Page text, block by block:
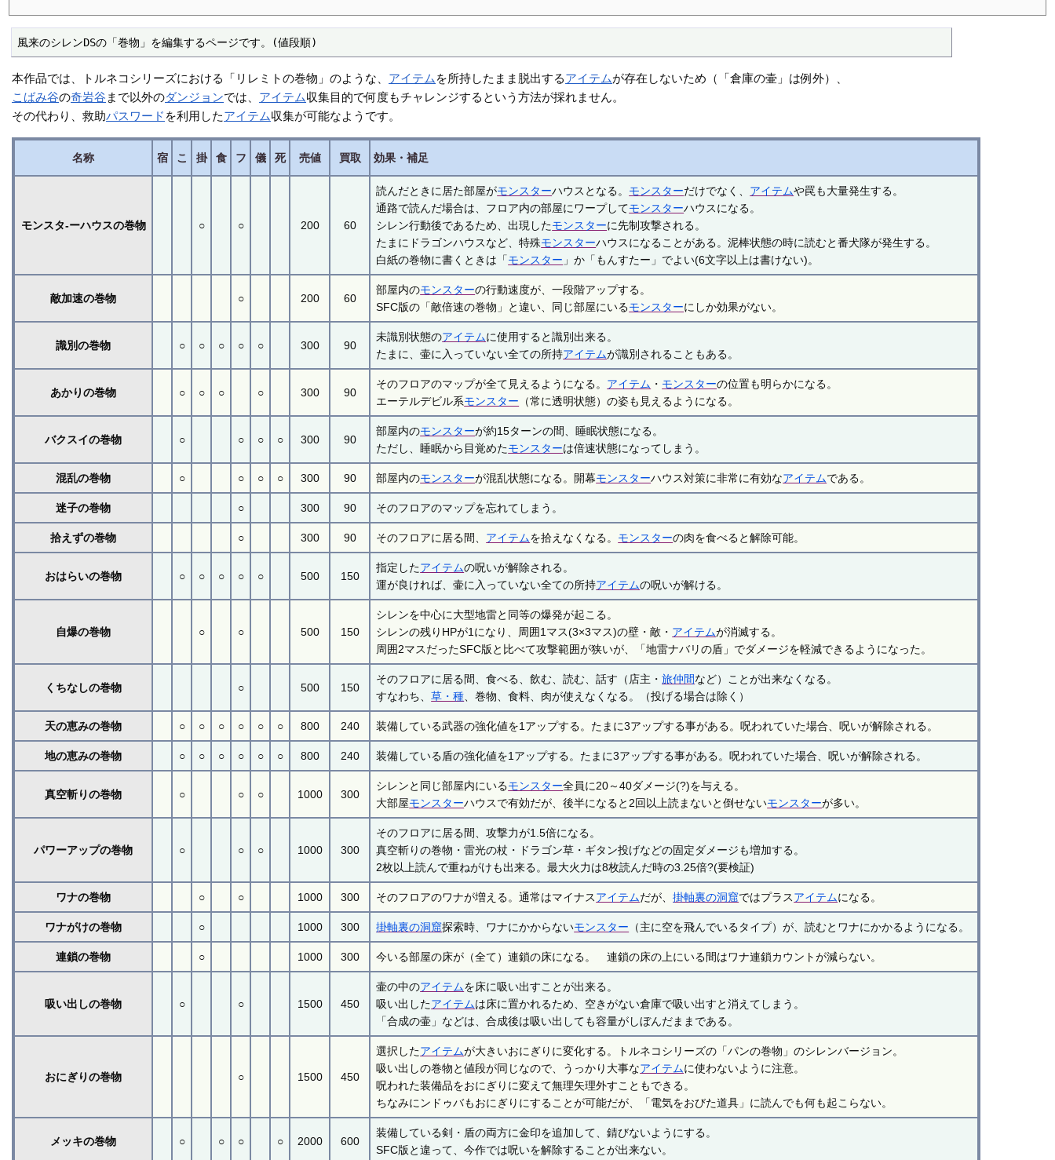
風来のシレンDSの「巻物」を編集するページです。(値段順)
本作品では、トルネコシリーズにおける「リレミトの巻物」のような、 アイテム を所持したまま脱出するアイテムが存在しないため（「倉庫の壷」は例外）、
こばみ谷の奇岩谷 まで以外のダンジョンでは、 アイテム収集目的で何度もチャレンジするという方法が採れません。
その代わり、救助パスワード を利用したアイテム収集が可能なようです。
名称 宿 こ 掛 食 フ 儀 死 売値 買取 効果・補足
モンスタ-ーハウスの巻物 ○ ○ 200 60
読んだときに居た部屋がモンスターハウスとなる。 モンスターだけでなく、 アイテムや罠も大量発生する。
通路で読んだ場合は、フロア内の部屋にワープしてモンスターハウスになる。
シレン行動後であるため、出現したモンスターに先制攻撃される。
たまにドラゴンハウスなど、特殊モンスターハウスになることがある。泥棒状態の時に読むと番犬隊が発生する。
白紙の巻物に書くときは「モンスター 」か「もんすたー」でよい(6文字以上は書けない)。
敵加速の巻物 ○ 200 60
部屋内のモンスターの行動速度が、一段階アップする。
SFC版の「敵倍速の巻物」と違い、同じ部屋にいるモンスターにしか効果がない。
識別の巻物 ○ ○ ○ ○ ○ 300 90
未識別状態のアイテムに使用すると識別出来る。
たまに、壷に入っていない全ての所持アイテムが識別されることもある。
あかりの巻物 ○ ○ ○ ○ 300 90
そのフロアのマップが全て見えるようになる。 アイテム ・ モンスターの位置も明らかになる。
エーテルデビル系モンスター （常に透明状態）の姿も見えるようになる。
バクスイの巻物 ○ ○ ○ ○ 300 90
部屋内のモンスターが約15ターンの間、睡眠状態になる。
ただし、睡眠から目覚めたモンスターは倍速状態になってしまう。
混乱の巻物 ○ ○ ○ ○ 300 90 部屋内のモンスターが混乱状態になる。開幕モンスターハウス対策に非常に有効なアイテムである。
迷子の巻物 ○ 300 90 そのフロアのマップを忘れてしまう。
拾えずの巻物 ○ 300 90 そのフロアに居る間、 アイテムを拾えなくなる。 モンスターの肉を食べると解除可能。
おはらいの巻物 ○ ○ ○ ○ ○ 500 150
指定したアイテムの呪いが解除される。
運が良ければ、壷に入っていない全ての所持アイテムの呪いが解ける。
自爆の巻物 ○ ○ 500 150
シレンを中心に大型地雷と同等の爆発が起こる。
シレンの残りHPが1になり、周囲1マス(3×3マス)の壁・敵・ アイテムが消滅する。
周囲2マスだったSFC版と比べて攻撃範囲が狭いが、「地雷ナバリの盾」でダメージを軽減できるようになった。
くちなしの巻物 ○ 500 150
そのフロアに居る間、食べる、飲む、読む、話す（店主・旅仲間など）ことが出来なくなる。
すなわち、草・種、巻物、食料、肉が使えなくなる。（投げる場合は除く）
天の恵みの巻物 ○ ○ ○ ○ ○ ○ 800 240 装備している武器の強化値を1アップする。たまに3アップする事がある。呪われていた場合、呪いが解除される。
地の恵みの巻物 ○ ○ ○ ○ ○ ○ 800 240 装備している盾の強化値を1アップする。たまに3アップする事がある。呪われていた場合、呪いが解除される。
真空斬りの巻物 ○ ○ ○ 1000 300
シレンと同じ部屋内にいるモンスター全員に20～40ダメージ(?)を与える。
大部屋モンスターハウスで有効だが、後半になると2回以上読まないと倒せないモンスターが多い。
パワーアップの巻物 ○ ○ ○ 1000 300
そのフロアに居る間、攻撃力が1.5倍になる。
真空斬りの巻物・雷光の杖・ドラゴン草・ギタン投げなどの固定ダメージも増加する。
2枚以上読んで重ねがけも出来る。最大火力は8枚読んだ時の3.25倍?(要検証)
ワナの巻物 ○ ○ 1000 300 そのフロアのワナが増える。通常はマイナスアイテムだが、掛軸裏の洞窟ではプラスアイテムになる。
ワナがけの巻物 ○ 1000 300 掛軸裏の洞窟探索時、ワナにかからないモンスター （主に空を飛んでいるタイプ）が、読むとワナにかかるようになる。
連鎖の巻物 ○ 1000 300 今いる部屋の床が（全て）連鎖の床になる。 連鎖の床の上にいる間はワナ連鎖カウントが減らない。
吸い出しの巻物 ○ ○ 1500 450
壷の中のアイテムを床に吸い出すことが出来る。
吸い出したアイテムは床に置かれるため、空きがない倉庫で吸い出すと消えてしまう。
「合成の壷」などは、合成後は吸い出しても容量がしぼんだままである。
おにぎりの巻物 ○ 1500 450
選択したアイテムが大きいおにぎりに変化する。トルネコシリーズの「パンの巻物」のシレンバージョン。
吸い出しの巻物と値段が同じなので、うっかり大事なアイテムに使わないように注意。
呪われた装備品をおにぎりに変えて無理矢理外すこともできる。
ちなみにンドゥバもおにぎりにすることが可能だが、「電気をおびた道具」に読んでも何も起こらない。
メッキの巻物 ○ ○ ○ ○ 2000 600
装備している剣・盾の両方に金印を追加して、錆びないようにする。
SFC版と違って、今作では呪いを解除することが出来ない。